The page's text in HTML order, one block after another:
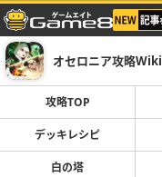
オセロニア攻略Wiki
攻略TOP
デッキレシピ
白の塔